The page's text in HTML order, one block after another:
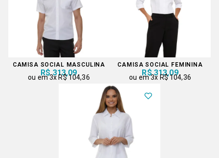
CAMISA SOCIAL MASCULINA
R$ 313,09
3x R$ 104,36
CAMISA SOCIAL FEMININA
R$ 313,09
3x R$ 104,36